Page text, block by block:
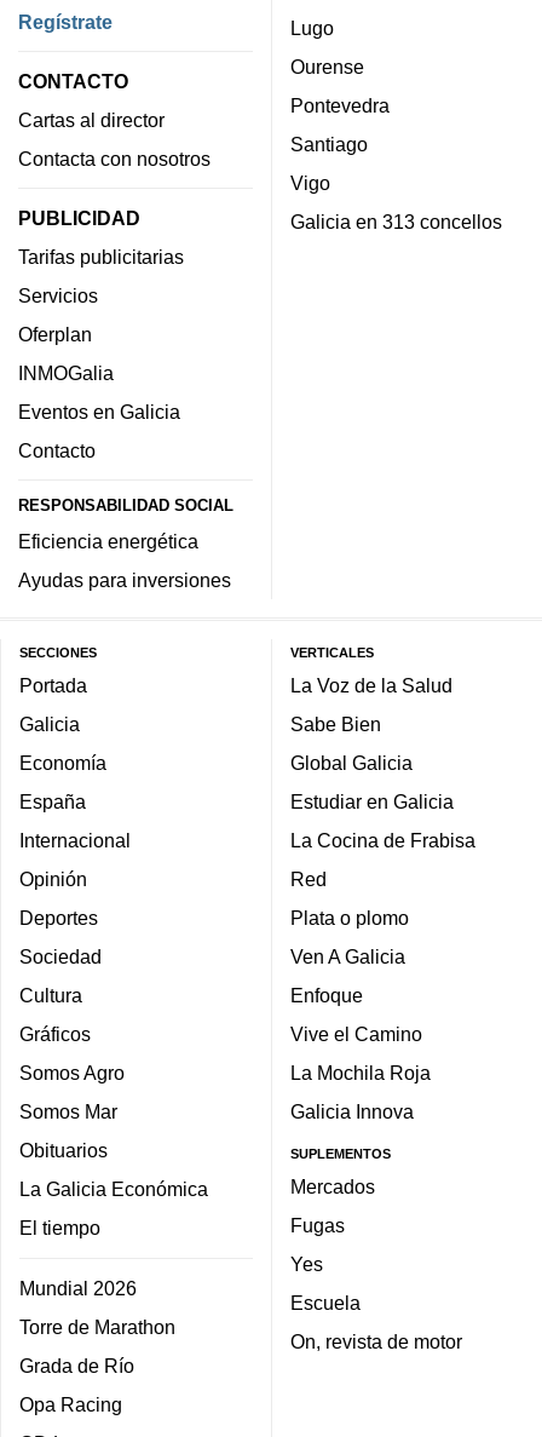
Regístrate
CONTACTO
Cartas al director
Contacta con nosotros
PUBLICIDAD
Tarifas publicitarias
Servicios
Oferplan
INMOGalia
Eventos en Galicia
Contacto
RESPONSABILIDAD SOCIAL
Eficiencia energética
Ayudas para inversiones
Lugo
Ourense
Pontevedra
Santiago
Vigo
Galicia en 313 concellos
SECCIONES
Portada
Galicia
Economía
España
Internacional
Opinión
Deportes
Sociedad
Cultura
Gráficos
Somos Agro
Somos Mar
Obituarios
La Galicia Económica
El tiempo
Mundial 2026
Torre de Marathon
Grada de Río
Opa Racing
VERTICALES
La Voz de la Salud
Sabe Bien
Global Galicia
Estudiar en Galicia
La Cocina de Frabisa
Red
Plata o plomo
Ven A Galicia
Enfoque
Vive el Camino
La Mochila Roja
Galicia Innova
SUPLEMENTOS
Mercados
Fugas
Yes
Escuela
On, revista de motor